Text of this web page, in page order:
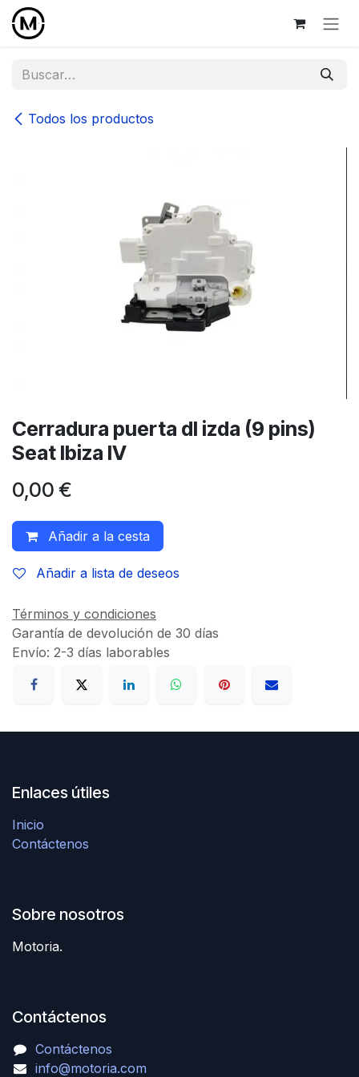
Ir al contenido
Todos los productos
Cerradura puerta dl izda (9 pins)
Seat Ibiza IV
0,00 €
Añadir a la cesta
Añadir a lista de deseos
Términos y condiciones
Garantía de devolución de 30 días
Envío: 2-3 días laborables
Enlaces útiles
Inicio
Contáctenos
Sobre nosotros
Motoria.
Contáctenos
Contáctenos
info@motoria.com